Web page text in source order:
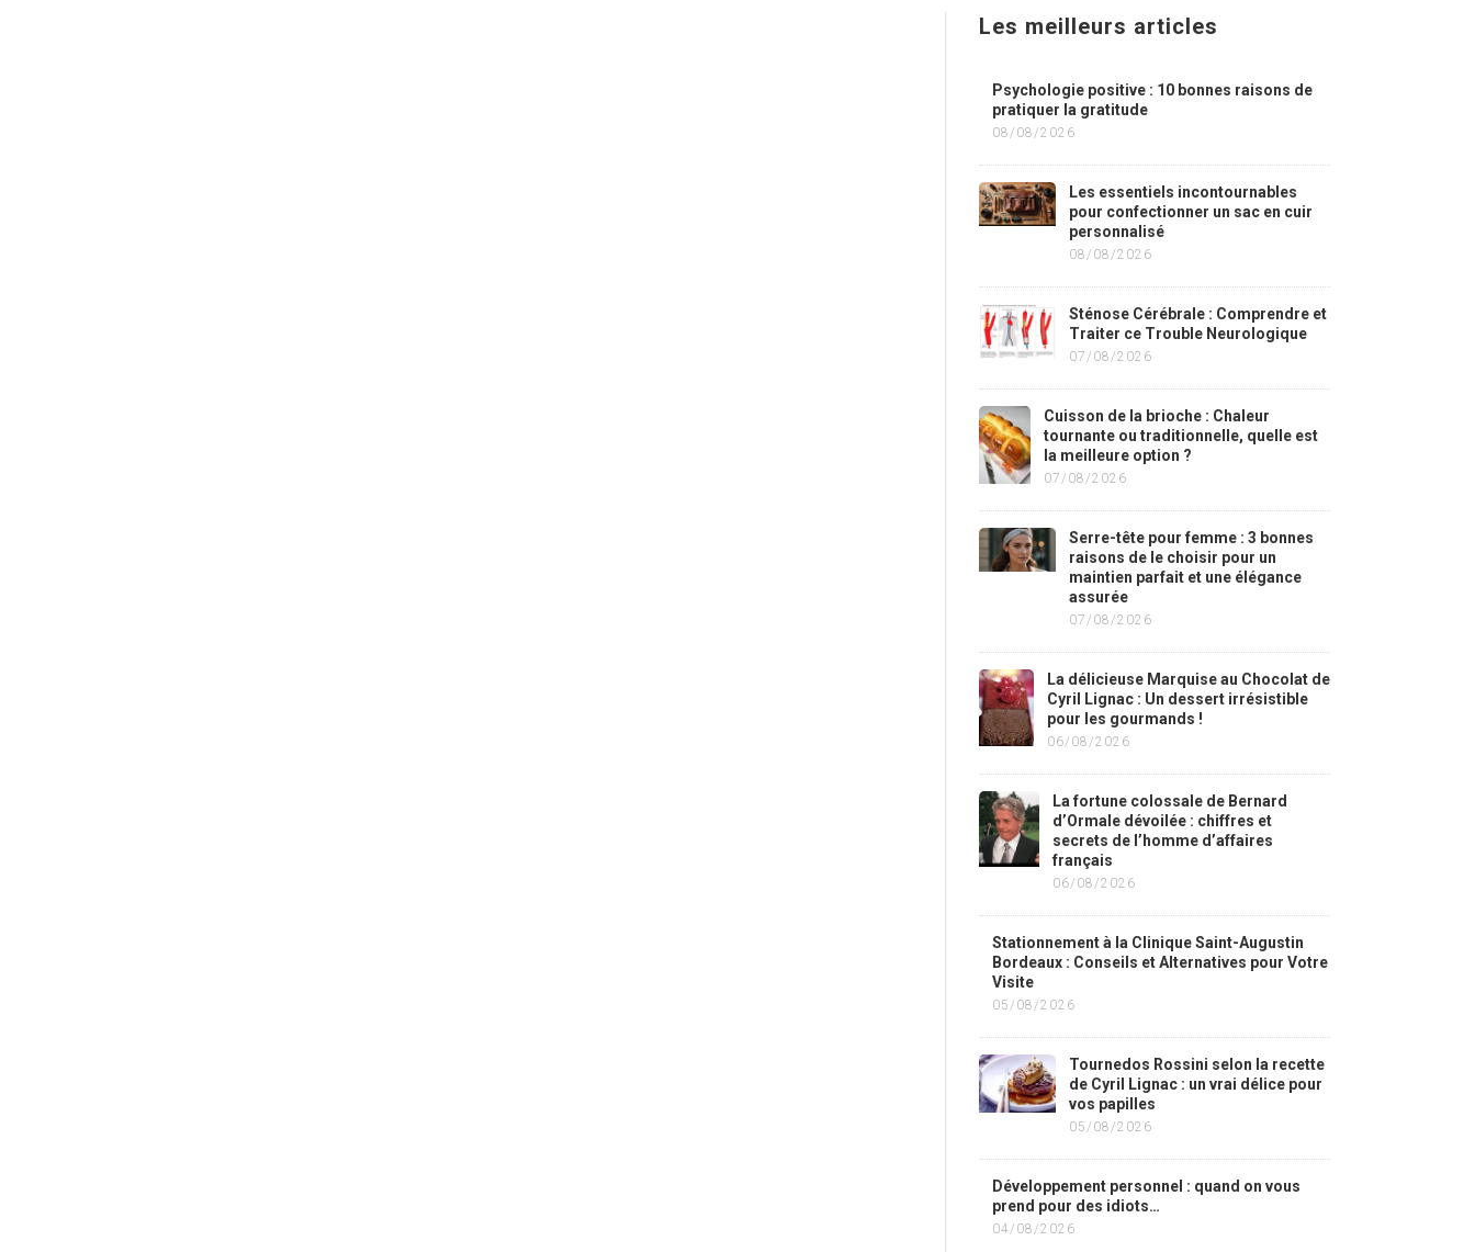
Les meilleurs articles
Psychologie positive : 10 bonnes raisons de
pratiquer la gratitude
08/08/2026
Les essentiels incontournables
pour confectionner un sac en cuir
personnalisé
08/08/2026
Sténose Cérébrale : Comprendre et
Traiter ce Trouble Neurologique
07/08/2026
Cuisson de la brioche : Chaleur
tournante ou traditionnelle, quelle est
la meilleure option ?
07/08/2026
Serre-tête pour femme : 3 bonnes
raisons de le choisir pour un
maintien parfait et une élégance
assurée
07/08/2026
La délicieuse Marquise au Chocolat de
Cyril Lignac : Un dessert irrésistible
pour les gourmands !
06/08/2026
La fortune colossale de Bernard
d’Ormale dévoilée : chiffres et
secrets de l’homme d’affaires
français
06/08/2026
Stationnement à la Clinique Saint-Augustin
Bordeaux : Conseils et Alternatives pour Votre
Visite
05/08/2026
Tournedos Rossini selon la recette
de Cyril Lignac : un vrai délice pour
vos papilles
05/08/2026
Développement personnel : quand on vous
prend pour des idiots…
04/08/2026